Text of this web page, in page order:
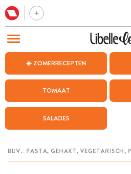
☀️ ZOMERRECEPTEN
TOMAAT
SALADES
BEZOEK ONZE ANDERE WEBSITES
WEEKMENU
CHAT MET MAIA
MIJN BEWAARDE RECEPTEN